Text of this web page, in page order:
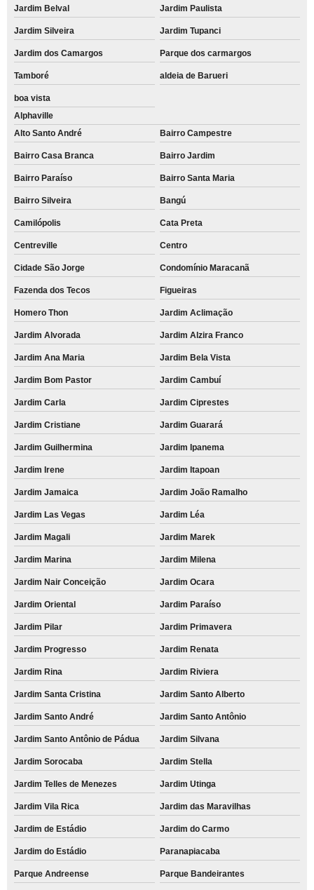
Jardim Belval Jardim Paulista
Jardim Silveira Jardim Tupanci
Jardim dos Camargos Parque dos carmargos
Tamboré aldeia de Barueri
boa vista
Alphaville
Alto Santo André
Bairro Campestre
Bairro Casa Branca Bairro Jardim
Bairro Paraíso Bairro Santa Maria
Bairro Silveira Bangú
Camilópolis Cata Preta
Centreville Centro
Cidade São Jorge Condomínio Maracanã
Fazenda dos Tecos Figueiras
Homero Thon Jardim Aclimação
Jardim Alvorada Jardim Alzira Franco
Jardim Ana Maria Jardim Bela Vista
Jardim Bom Pastor Jardim Cambuí
Jardim Carla Jardim Ciprestes
Jardim Cristiane Jardim Guarará
Jardim Guilhermina Jardim Ipanema
Jardim Irene Jardim Itapoan
Jardim Jamaica Jardim João Ramalho
Jardim Las Vegas Jardim Léa
Jardim Magali Jardim Marek
Jardim Marina Jardim Milena
Jardim Nair Conceição Jardim Ocara
Jardim Oriental Jardim Paraíso
Jardim Pilar Jardim Primavera
Jardim Progresso Jardim Renata
Jardim Rina Jardim Riviera
Jardim Santa Cristina Jardim Santo Alberto
Jardim Santo André Jardim Santo Antônio
Jardim Santo Antônio de Pádua Jardim Silvana
Jardim Sorocaba Jardim Stella
Jardim Telles de Menezes Jardim Utinga
Jardim Vila Rica Jardim das Maravilhas
Jardim de Estádio Jardim do Carmo
Jardim do Estádio Paranapiacaba
Parque Andreense Parque Bandeirantes